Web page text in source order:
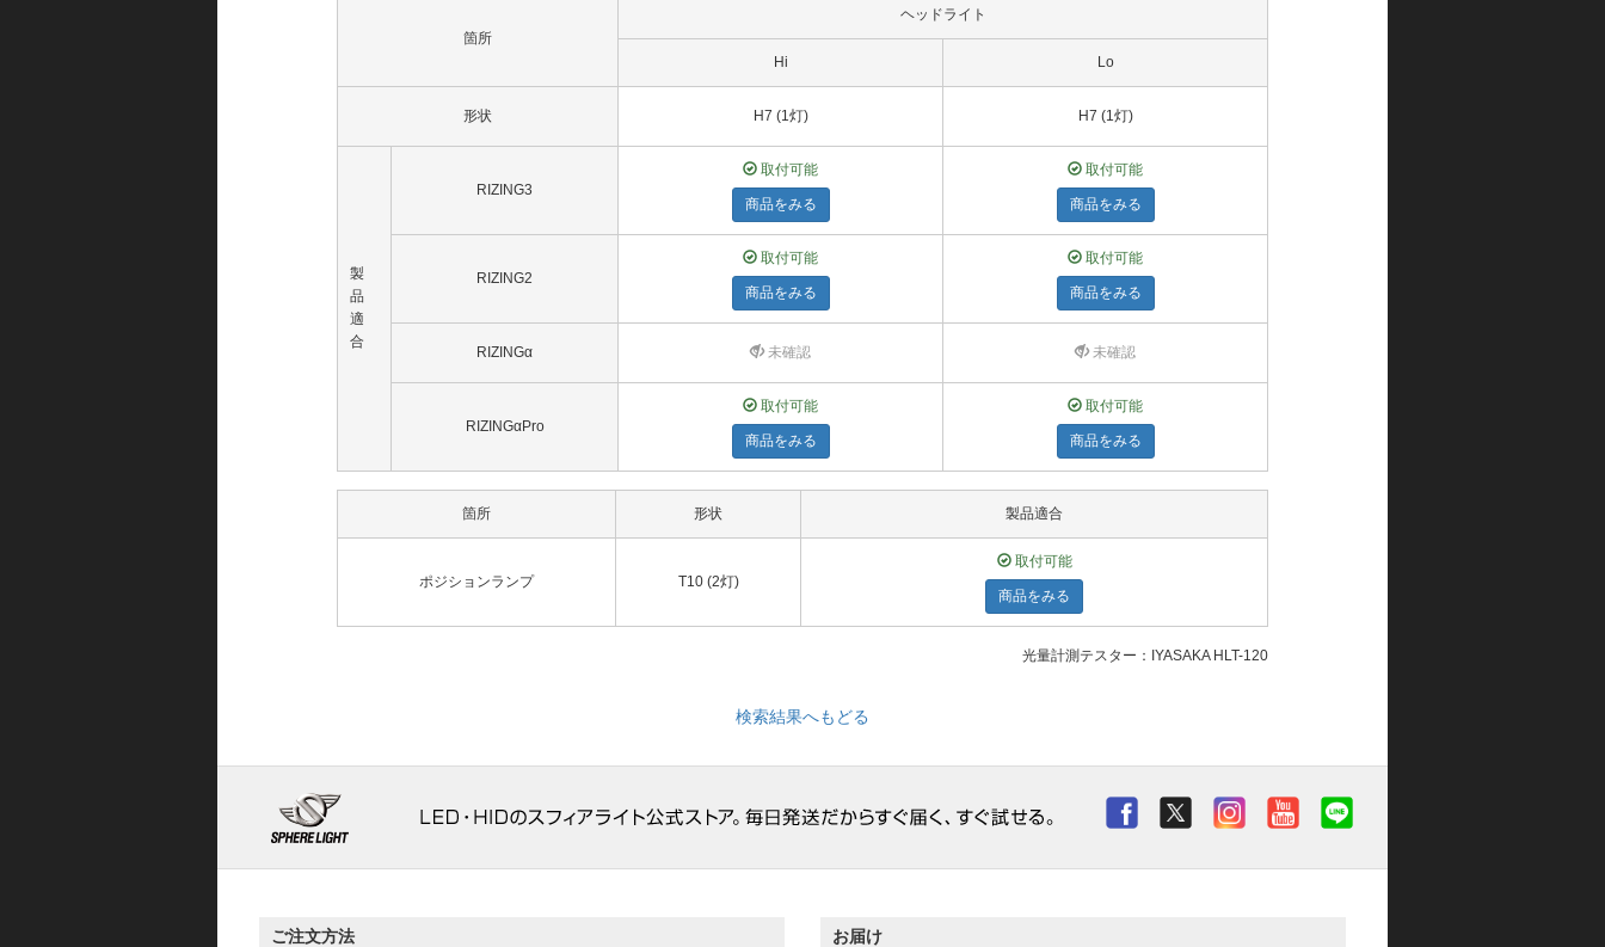
箇所
ヘッドライト
Hi Lo
形状 H7 (1灯) H7 (1灯)
製
品
適
合
RIZING3
取付可能
商品をみる
取付可能
商品をみる
RIZING2
取付可能
商品をみる
取付可能
商品をみる
RIZINGα 未確認 未確認
RIZINGαPro
取付可能
商品をみる
取付可能
商品をみる
箇所 形状 製品適合
ポジションランプ T10 (2灯)
取付可能
商品をみる
光量計測テスター：IYASAKA HLT-120
検索結果へもどる
ご注文方法 お届け